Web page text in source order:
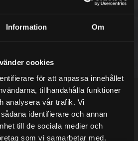
Information Om
cookies
för att anpassa innehållet
tillhandahålla funktioner
analysera vår trafik. Vi
identifierare och annan
till de sociala medier och
som vi samarbetar med.